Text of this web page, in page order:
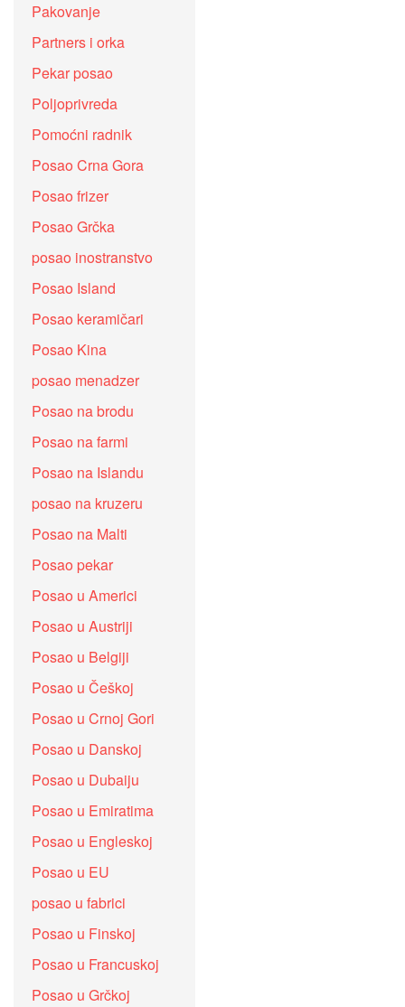
Pakovanje
Partners i orka
Pekar posao
Poljoprivreda
Pomoćni radnik
Posao Crna Gora
Posao frizer
Posao Grčka
posao inostranstvo
Posao Island
Posao keramičari
Posao Kina
posao menadzer
Posao na brodu
Posao na farmi
Posao na Islandu
posao na kruzeru
Posao na Malti
Posao pekar
Posao u Americi
Posao u Austriji
Posao u Belgiji
Posao u Češkoj
Posao u Crnoj Gori
Posao u Danskoj
Posao u Dubaiju
Posao u Emiratima
Posao u Engleskoj
Posao u EU
posao u fabrici
Posao u Finskoj
Posao u Francuskoj
Posao u Grčkoj